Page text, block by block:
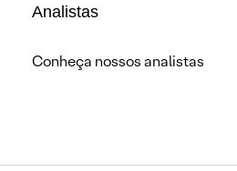
Analistas
Conheça nossos analistas